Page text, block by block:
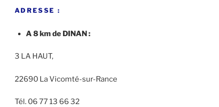
ADRESSE :
A 8 km de DINAN :
3 LA HAUT,
22690 La Vicomté-sur-Rance
Tél. 06 77 13 66 32